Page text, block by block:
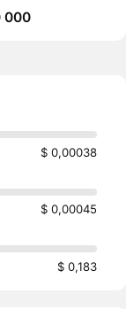
000
$ 0,00038
$ 0,00045
$ 0,183